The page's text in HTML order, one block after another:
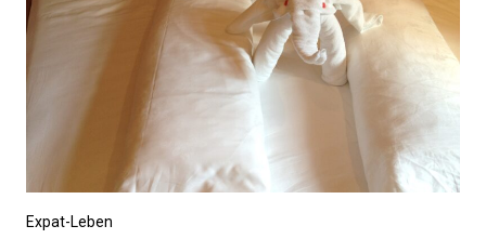
Expat-Leben